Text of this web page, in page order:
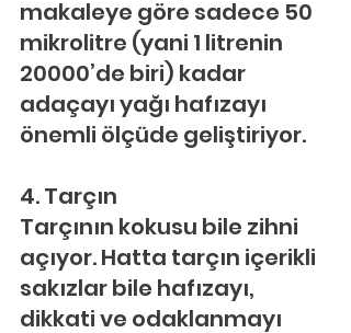
makaleye göre sadece 50
mikrolitre (yani 1 litrenin
20000’de biri) kadar
adaçayı yağı hafızayı
önemli ölçüde geliştiriyor.
4. Tarçın
Tarçının kokusu bile zihni
açıyor. Hatta tarçın içerikli
sakızlar bile hafızayı,
dikkati ve odaklanmayı